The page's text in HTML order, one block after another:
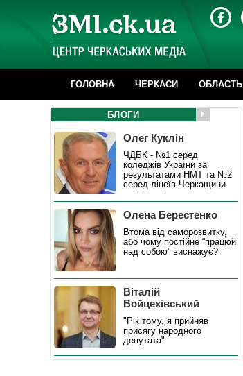
ГОЛОВНА ЧЕРКАСИ ОБЛАСТЬ
БЛОГИ
Олег Куклін
ЧДБК - №1 серед
коледжів України за
результатами НМТ та №2
серед ліцеїв Черкащини
Олена Берестенко
Втома від саморозвитку,
або чому постійне “працюй
над собою” виснажує?
Віталій
Войцехівський
"Рік тому, я прийняв
присягу народного
депутата"